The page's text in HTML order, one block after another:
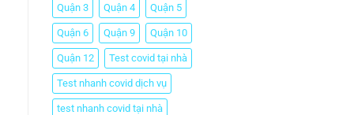
Quận 3 Quận 4 Quận 5
Quận 6 Quận 9 Quận 10
Quận 12 Test covid tại nhà
Test nhanh covid dịch vụ
test nhanh covid tại nhà